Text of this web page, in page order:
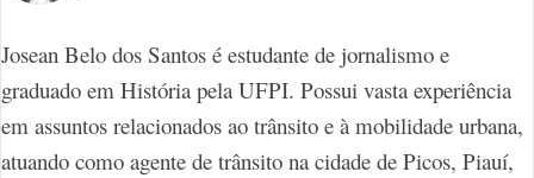
Josean Belo dos Santos é estudante de jornalismo e
graduado em História pela UFPI. Possui vasta experiência
em assuntos relacionados ao trânsito e à mobilidade urbana,
atuando como agente de trânsito na cidade de Picos, Piauí,